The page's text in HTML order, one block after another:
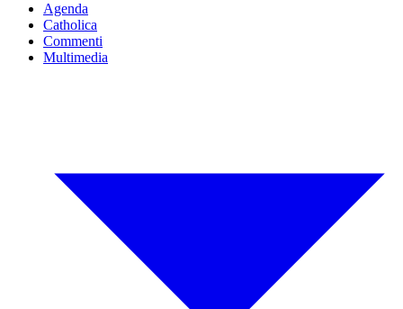
Agenda
Catholica
Commenti
Multimedia